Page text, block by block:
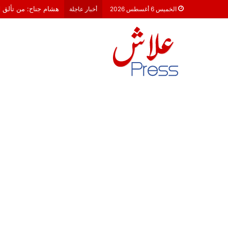
الخميس 6 أغسطس 2026 أخبار عاجلة هشام جناح: من تألق